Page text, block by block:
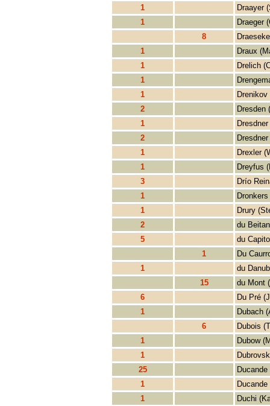
1
Draayer
1
Draeger
8
1
Draux
1
Drelich
1
1
2
Dresden
1
2
1
Drexler
1
Dreyfus
3
Drío
1
1
Drury
2
du
5
du
1
Du
1
du
15
du Mont
6
Du Pré
1
Dubach
6
Dubois
1
Dubow
1
25
1
1
Duchi